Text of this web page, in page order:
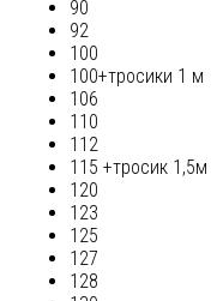
90
92
100
100+тросики 1 м
106
110
112
115 +тросик 1,5м
120
123
125
127
128